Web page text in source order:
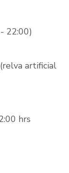
22:00)
artificial
hrs